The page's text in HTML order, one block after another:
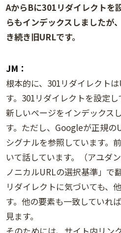
AからBに301リダイレクトを
らもインデックスしましたが
き続き旧URLです。
JM：
根本的に、301リダイレクト
す。301リダイレクトを設定し
新しいページをインデックス
す。ただし、Googleが正規の
シグナルを参照しています。
いて話しています。（アユダン
ノニカルURLの選択基準」で
リダイレクトに気づいても、
す。他の要素も一致していれ
見ます。